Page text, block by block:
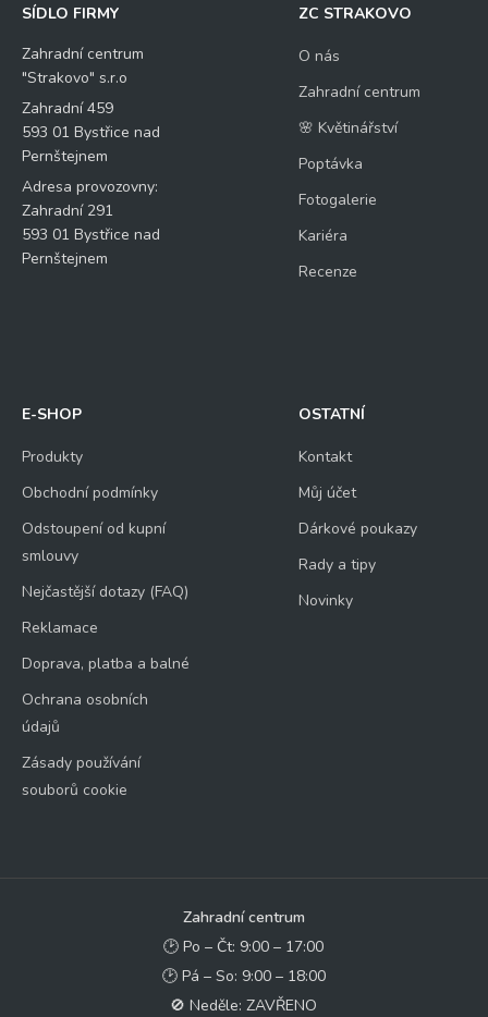
SÍDLO FIRMY
Zahradní centrum
"Strakovo" s.r.o
Zahradní 459
593 01 Bystřice nad
Pernštejnem
Adresa provozovny:
Zahradní 291
593 01 Bystřice nad
Pernštejnem
ZC STRAKOVO
O nás
Zahradní centrum
🌸 Květinářství
Poptávka
Fotogalerie
Kariéra
Recenze
E-SHOP
Produkty
Obchodní podmínky
Odstoupení od kupní
smlouvy
Nejčastější dotazy (FAQ)
Reklamace
Doprava, platba a balné
Ochrana osobních
údajů
Zásady používání
souborů cookie
OSTATNÍ
Kontakt
Můj účet
Dárkové poukazy
Rady a tipy
Novinky
Zahradní centrum
🕑 Po – Čt: 9:00 – 17:00
🕑 Pá – So: 9:00 – 18:00
🚫 Neděle: ZAVŘENO